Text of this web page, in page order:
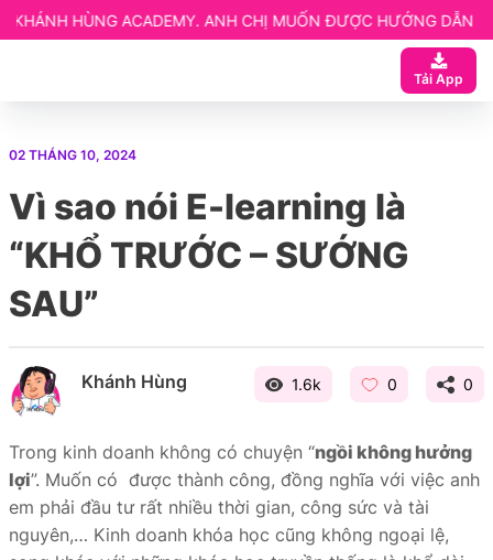
ANH CHỊ MUỐN ĐƯỢC HƯỚNG DẪN CHI TIẾT LIÊN HỆ
Tải App
ngay
02 THÁNG 10, 2024
Vì sao nói E-learning là
“KHỔ TRƯỚC – SƯỚNG
SAU”
Khánh Hùng 1.6k 0 0
Trong kinh doanh không có chuyện “ngồi không hưởng
lợi”. Muốn có được thành công, đồng nghĩa với việc anh
em phải đầu tư rất nhiều thời gian, công sức và tài
nguyên,… Kinh doanh khóa học cũng không ngoại lệ,